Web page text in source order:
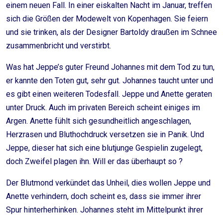
einem neuen Fall. In einer eiskalten Nacht im Januar, treffen
sich die Größen der Modewelt von Kopenhagen. Sie feiern
und sie trinken, als der Designer Bartoldy draußen im Schnee
zusammenbricht und verstirbt.
Was hat Jeppe’s guter Freund Johannes mit dem Tod zu tun,
er kannte den Toten gut, sehr gut. Johannes taucht unter und
es gibt einen weiteren Todesfall. Jeppe und Anette geraten
unter Druck. Auch im privaten Bereich scheint einiges im
Argen. Anette fühlt sich gesundheitlich angeschlagen,
Herzrasen und Bluthochdruck versetzen sie in Panik. Und
Jeppe, dieser hat sich eine blutjunge Gespielin zugelegt,
doch Zweifel plagen ihn. Will er das überhaupt so ?
Der Blutmond verkündet das Unheil, dies wollen Jeppe und
Anette verhindern, doch scheint es, dass sie immer ihrer
Spur hinterherhinken. Johannes steht im Mittelpunkt ihrer